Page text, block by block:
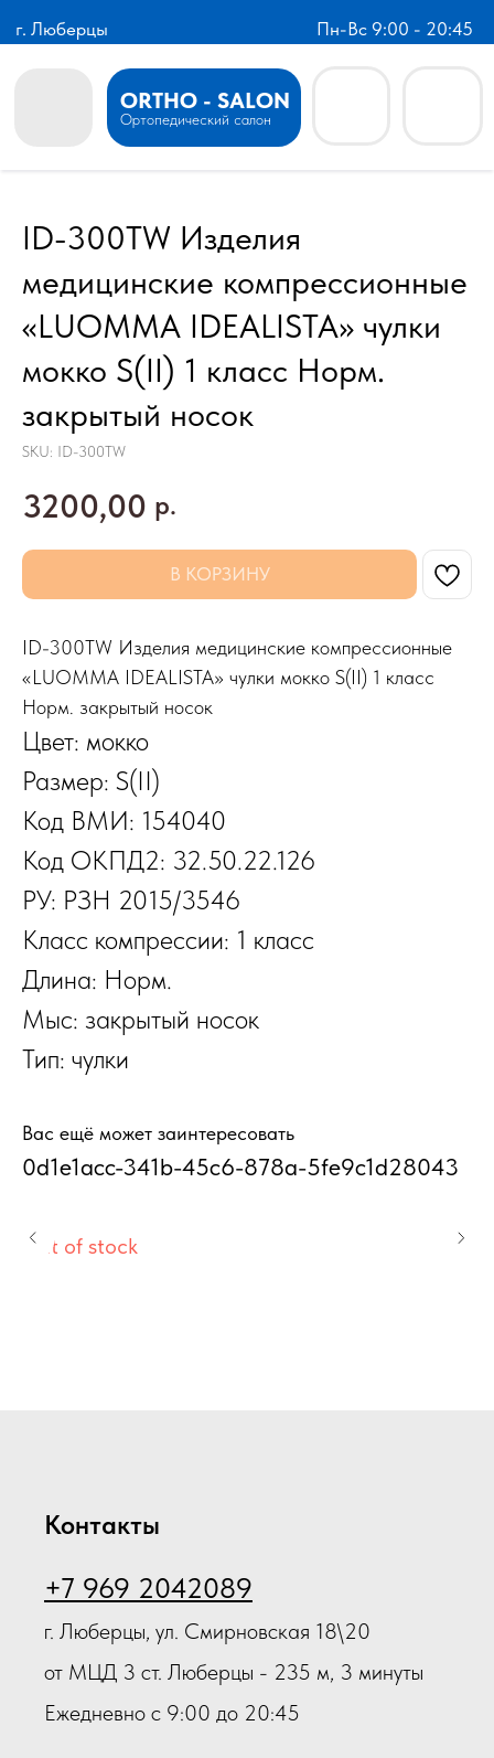
г. Люберцы Пн-Вс 9:00 - 20:45
ORTHO - SALON
Ортопедический салон
ID-300TW Изделия
медицинские компрессионные
«LUOMMA IDEALISTA» чулки
мокко S(II) 1 класс Норм.
закрытый носок
SKU: ID-300TW
3200,00 р.
В КОРЗИНУ
ID-300TW Изделия медицинские компрессионные
«LUOMMA IDEALISTA» чулки мокко S(II) 1 класс
Норм. закрытый носок
Цвет: мокко
Размер: S(II)
Код ВМИ: 154040
Код ОКПД2: 32.50.22.126
РУ: РЗН 2015/3546
Класс компрессии: 1 класс
Длина: Норм.
Мыс: закрытый носок
Тип: чулки
Вас ещё может заинтересовать
0d1e1acc-341b-45c6-878a-5fe9c1d28043
Out of stock
Контакты
+7 969 2042089
г. Люберцы, ул. Смирновская 18\20
от МЦД 3 ст. Люберцы - 235 м, 3 минуты
Ежедневно с 9:00 до 20:45